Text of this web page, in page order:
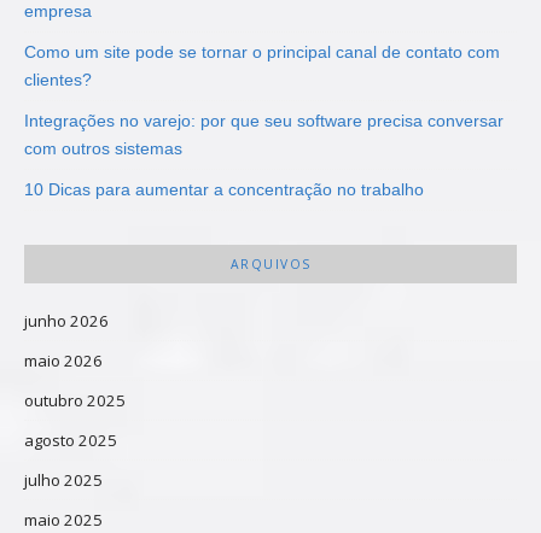
empresa
Como um site pode se tornar o principal canal de contato com
clientes?
Integrações no varejo: por que seu software precisa conversar
com outros sistemas
10 Dicas para aumentar a concentração no trabalho
ARQUIVOS
junho 2026
maio 2026
outubro 2025
agosto 2025
julho 2025
maio 2025